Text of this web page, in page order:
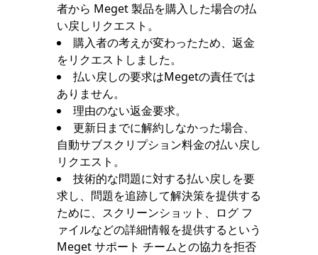
者から Meget 製品を購入した場合の払
い戻しリクエスト。
購入者の考えが変わったため、返金
をリクエストしました。
払い戻しの要求はMegetの責任では
ありません。
理由のない返金要求。
更新日までに解約しなかった場合、
自動サブスクリプション料金の払い戻し
リクエスト。
技術的な問題に対する払い戻しを要
求し、問題を追跡して解決策を提供する
ために、スクリーンショット、ログ フ
ァイルなどの詳細情報を提供するという
Meget サポート チームとの協力を拒否